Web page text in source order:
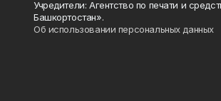
Учредители: Агентство по печати и
Башкортостан».
Об использовании персональных данных